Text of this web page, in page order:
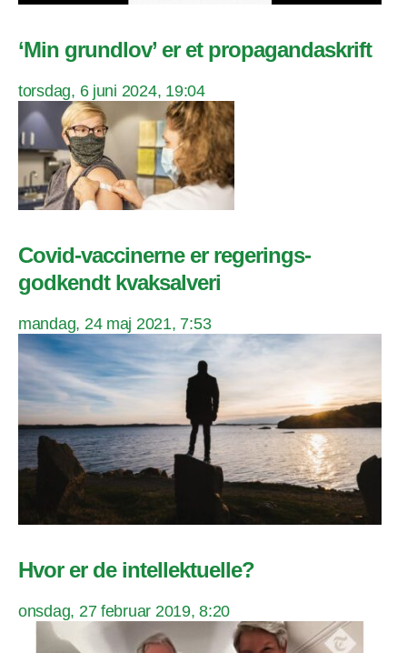
‘Min grundlov’ er et propagandaskrift
torsdag, 6 juni 2024, 19:04
Covid-vaccinerne er regerings-
godkendt kvaksalveri
mandag, 24 maj 2021, 7:53
Hvor er de intellektuelle?
onsdag, 27 februar 2019, 8:20